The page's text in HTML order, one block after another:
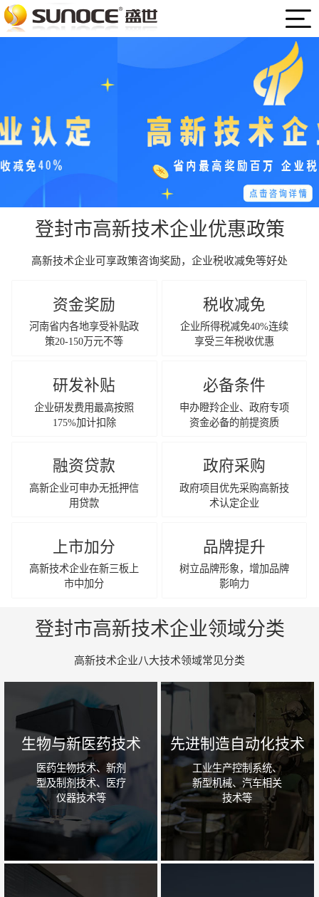
登封市高新技术企业优惠政策
高新技术企业可享政策咨询奖励，企业税收减免等好处
资金奖励
河南省内各地享受补贴政
策20-150万元不等
税收减免
企业所得税减免40%连续
享受三年税收优惠
研发补贴
企业研发费用最高按照
175%加计扣除
必备条件
申办瞪羚企业、政府专项
资金必备的前提资质
融资贷款
高新企业可申办无抵押信
用贷款
政府采购
政府项目优先采购高新技
术认定企业
上市加分
高新技术企业在新三板上
市中加分
品牌提升
树立品牌形象，增加品牌
影响力
登封市高新技术企业领域分类
高新技术企业八大技术领域常见分类
生物与新医药技术
医药生物技术、新剂
型及制剂技术、医疗
仪器技术等
先进制造自动化技术
工业生产控制系统、
新型机械、汽车相关
技术等